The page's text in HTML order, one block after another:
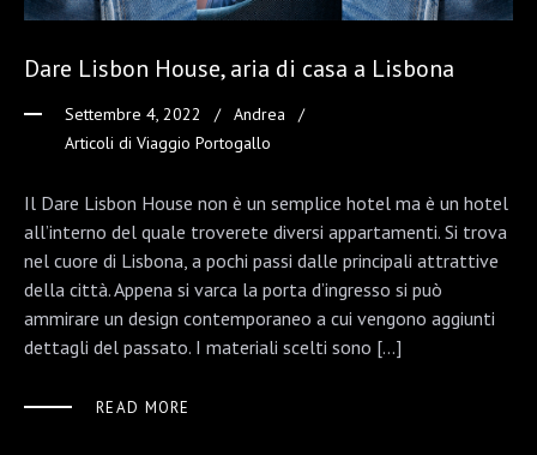
Dare Lisbon House, aria di casa a Lisbona
Settembre 4, 2022
Andrea
Articoli di Viaggio Portogallo
Il Dare Lisbon House non è un semplice hotel ma è un hotel
all’interno del quale troverete diversi appartamenti. Si trova
nel cuore di Lisbona, a pochi passi dalle principali attrattive
della città. Appena si varca la porta d’ingresso si può
ammirare un design contemporaneo a cui vengono aggiunti
dettagli del passato. I materiali scelti sono […]
READ MORE